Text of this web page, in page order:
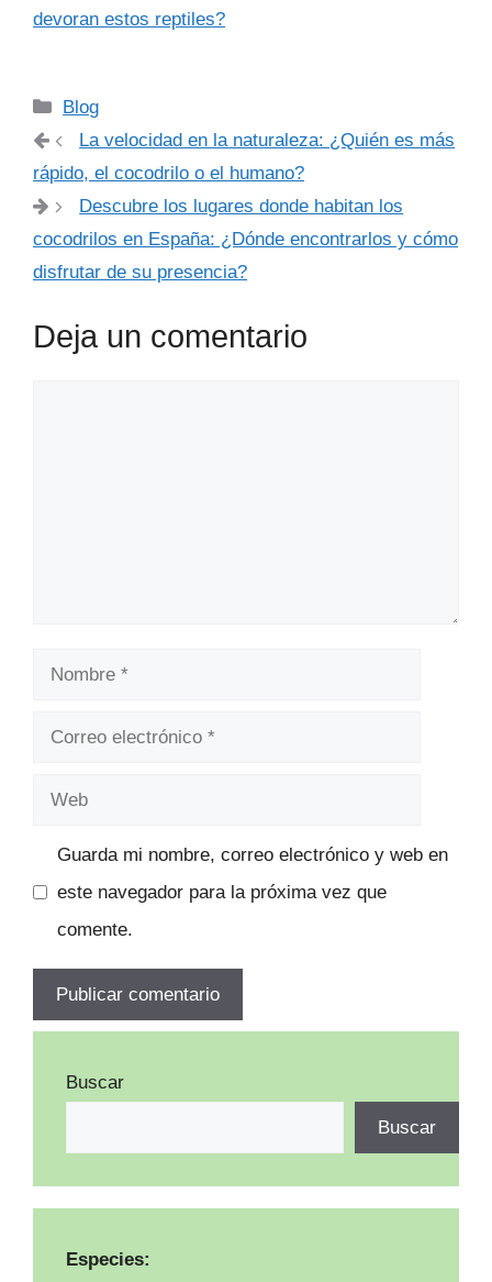
devoran estos reptiles?
Categorías
Blog
La velocidad en la naturaleza: ¿Quién es más
rápido, el cocodrilo o el humano?
Descubre los lugares donde habitan los
cocodrilos en España: ¿Dónde encontrarlos y cómo
disfrutar de su presencia?
Deja un comentario
Nombre
Correo
Web
Guarda mi nombre, correo electrónico y web en
este navegador para la próxima vez que
comente.
Buscar
Buscar
Especies: